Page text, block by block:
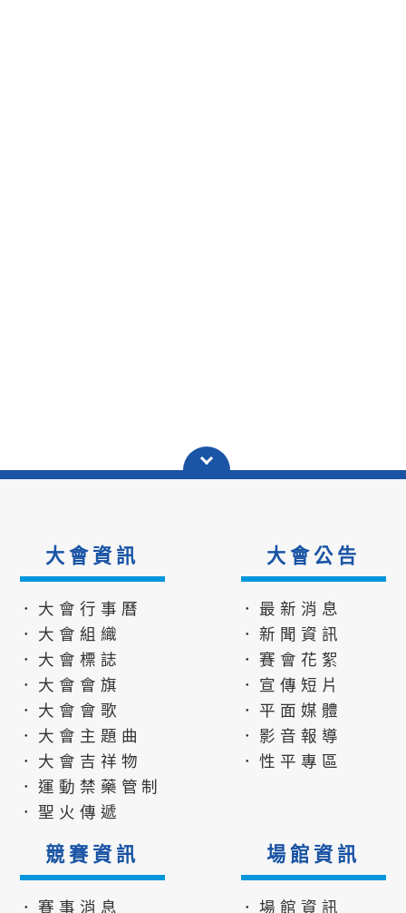
大會資訊
．大會行事曆
．大會組織
．大會標誌
．大會會旗
．大會會歌
．大會主題曲
．大會吉祥物
．運動禁藥管制
．聖火傳遞
大會公告
．最新消息
．新聞資訊
．賽會花絮
．宣傳短片
．平面媒體
．影音報導
．性平專區
競賽資訊
．賽事消息
場館資訊
．場館資訊